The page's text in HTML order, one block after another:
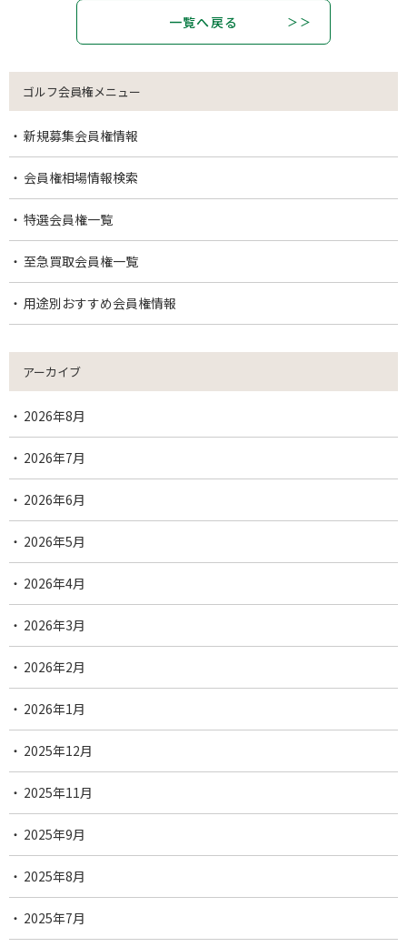
一覧へ戻る
ゴルフ会員権メニュー
新規募集会員権情報
会員権相場情報検索
特選会員権一覧
至急買取会員権一覧
用途別おすすめ会員権情報
アーカイブ
2026年8月
2026年7月
2026年6月
2026年5月
2026年4月
2026年3月
2026年2月
2026年1月
2025年12月
2025年11月
2025年9月
2025年8月
2025年7月